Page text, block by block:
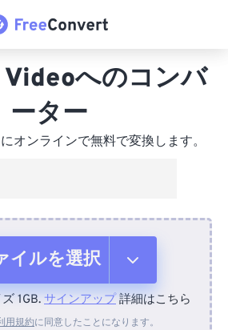
Videoへのコンバ
ーター
オンラインで無料で変換します。
イルを選択
バイスから
1GB. サインアップ詳細はこちら
用規約に同意したことになります。